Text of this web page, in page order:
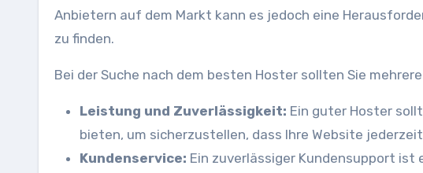
Anbietern auf dem Markt kann es jedoch eine
zu finden.
Bei der Suche nach dem besten Hoster sollten Sie
Leistung und Zuverlässigkeit: Ein guter Hoster
bieten, um sicherzustellen, dass Ihre Website
Kundenservice: Ein zuverlässiger Kundensupport ist